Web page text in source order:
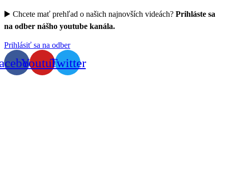
▶️ Chcete mať prehľad o našich najnovších videách? Prihláste sa
na odber nášho youtube kanála.
Prihlásiť sa na odber
YoutubeTwitter